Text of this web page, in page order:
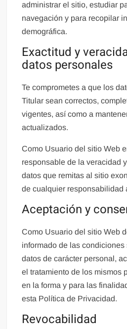
administrar el sitio, estudiar
navegación y para recopilar
demográfica.
Exactitud y
datos personales
Te comprometes a que los
Titular sean correctos,
vigentes, así como a
actualizados.
Como Usuario del sitio Web
responsable de la veracidad
datos que remitas al sitio
de cualquier responsabilidad
Aceptación y
Como Usuario del sitio Web
informado de las
datos de carácter personal,
el tratamiento de los mismos
en la forma y para las
esta Política de Privacidad.
Revocabilidad